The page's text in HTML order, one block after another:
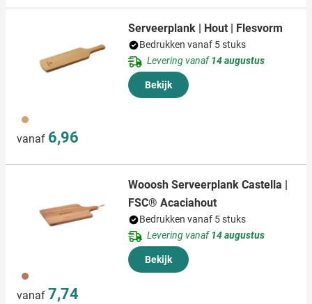
945
vanaf 6,96
Serveerplank | Hout | Flesvorm
Bedrukken vanaf 5 stuks
Levering vanaf14 augustus
Bekijk
945
vanaf 7,74
Wooosh Serveerplank Castella |
FSC® Acaciahout
Bedrukken vanaf 5 stuks
Levering vanaf14 augustus
Bekijk